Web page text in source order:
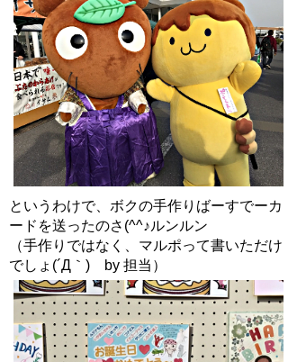
というわけで、ボクの手作りばーすでーカ
ードを送ったのさ(^^♪ルンルン
（手作りではなく、マルポって書いただけ
でしょ(´Д｀) by 担当）